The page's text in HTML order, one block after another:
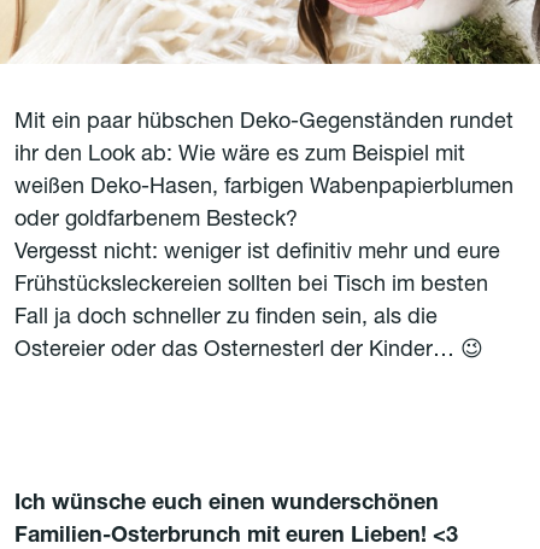
Mit ein paar hübschen Deko-Gegenständen rundet
ihr den Look ab: Wie wäre es zum Beispiel mit
weißen Deko-Hasen, farbigen Wabenpapierblumen
oder goldfarbenem Besteck?
Vergesst nicht: weniger ist definitiv mehr und eure
Frühstücksleckereien sollten bei Tisch im besten
Fall ja doch schneller zu finden sein, als die
Ostereier oder das Osternesterl der Kinder… 😉
Ich wünsche euch einen wunderschönen
Familien-Osterbrunch mit euren Lieben! <3